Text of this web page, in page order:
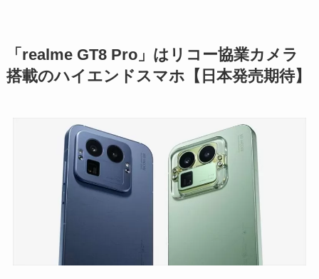
「realme GT8 Pro」はリコー協業カメラ
搭載のハイエンドスマホ【日本発売期待】